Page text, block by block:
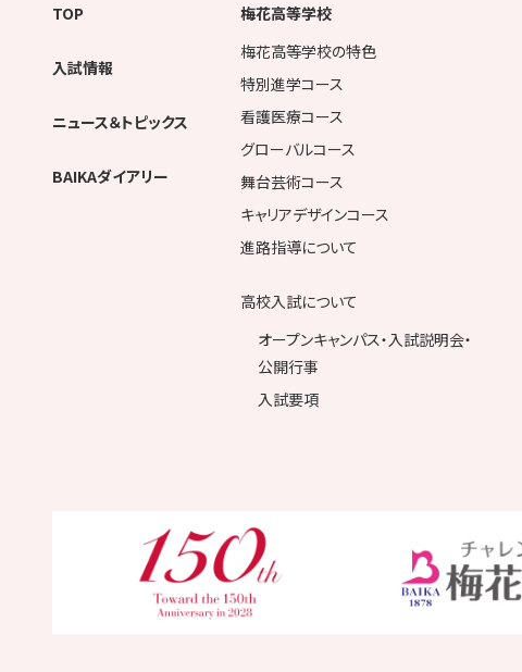
TOP
入試情報
ニュース＆トピックス
BAIKAダイアリー
梅花高等学校
梅花高等学校の特色
特別進学コース
看護医療コース
グローバルコース
舞台芸術コース
キャリアデザインコース
進路指導について
高校入試について
オープンキャンパス・入試説明会・
公開行事
入試要項